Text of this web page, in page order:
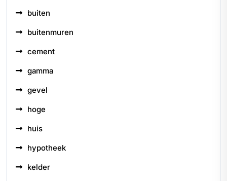
buiten
buitenmuren
cement
gamma
gevel
hoge
huis
hypotheek
kelder